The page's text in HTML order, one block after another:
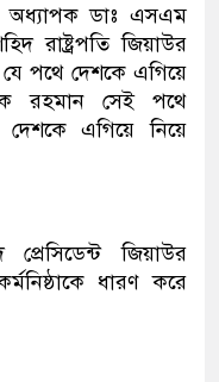
ডাঃ এসএম
রাষ্ট্রপতি জিয়াউর
যে পথে দেশকে এগিয়ে
রহমান সেই পথে
এগিয়ে নিয়ে
প্রেসিডেন্ট জিয়াউর
ধারণ করে